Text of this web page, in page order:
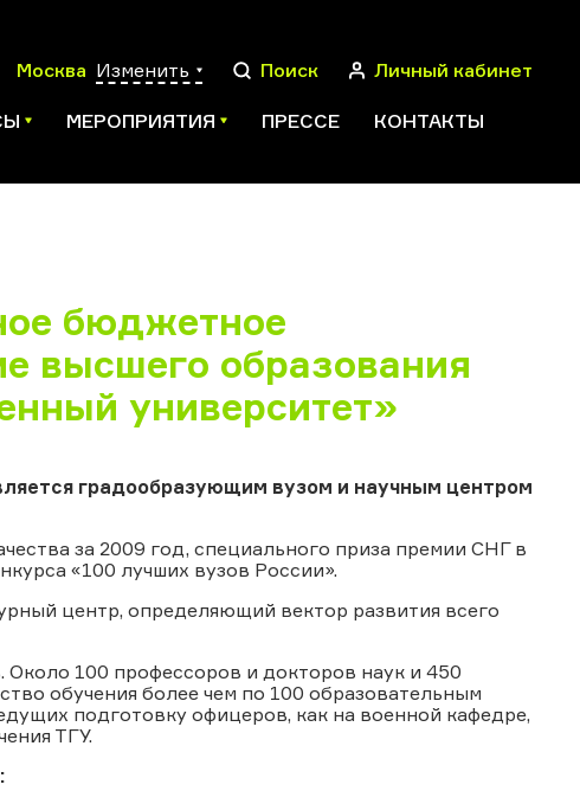
Москва Изменить Поиск Личный кабинет
МЕРОПРИЯТИЯ ПРЕССЕ КОНТАКТЫ
бюджетное
высшего образования
университет»
градообразующим вузом и научным центром
за 2009 год, специального приза премии СНГ в
«100 лучших вузов России».
центр, определяющий вектор развития всего
Около 100 профессоров и докторов наук и 450
обучения более чем по 100 образовательным
подготовку офицеров, как на военной кафедре,
ТГУ.